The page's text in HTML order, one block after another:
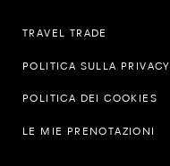
TRAVEL TRADE
POLITICA SULLA PRIVACY
POLITICA DEI COOKIES
LE MIE PRENOTAZIONI